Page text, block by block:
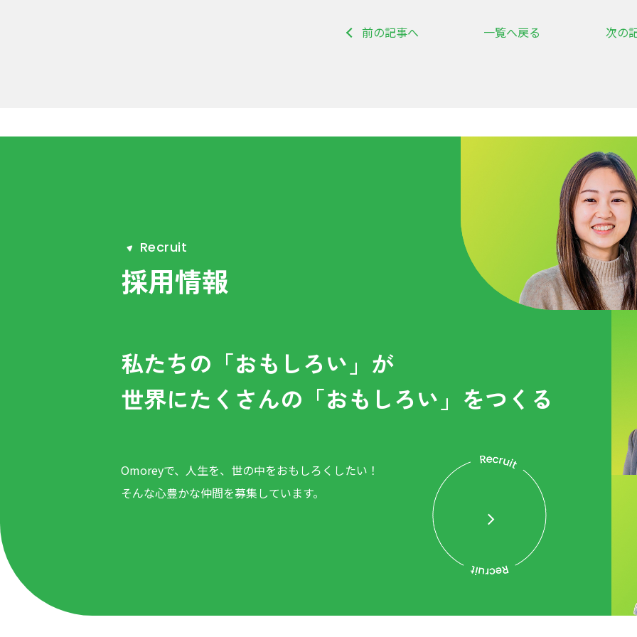
前の記事へ 次の
一覧へ戻る
Recruit
採用情報
私たちの「おもしろい」が
世界にたくさんの 「おもしろい」をつくる
Omoreyで、人生を、世の中をおもしろくしたい！
そんな心豊かな仲間を募集しています。